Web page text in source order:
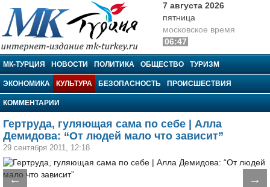
МК-Турция
7 августа 2026
пятница
московское время
06:47
МК-ТУРЦИЯ НОВОСТИ ПОЛИТИКА ОБЩЕСТВО ТУРИЗМ
ЭКОНОМИКА КУЛЬТУРА БЕЗОПАСНОСТЬ ПРОИСШЕСТВИЯ
КОММЕНТАРИИ
Гертруда, гуляющая сама по себе | Алла
Демидова: “От людей мало что зависит”
29 сентября 2011, 12:18
← →